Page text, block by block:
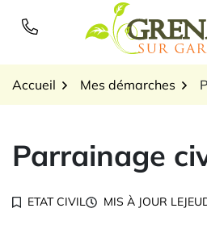
Accueil Mes démarches
Parrainage
ETAT CIVIL MIS À JOUR LE